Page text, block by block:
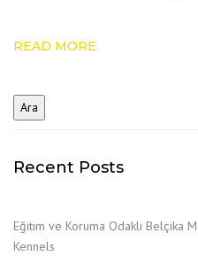
READ MORE
Recent Posts
Eğitim ve Koruma Odaklı Belçika
Kennels